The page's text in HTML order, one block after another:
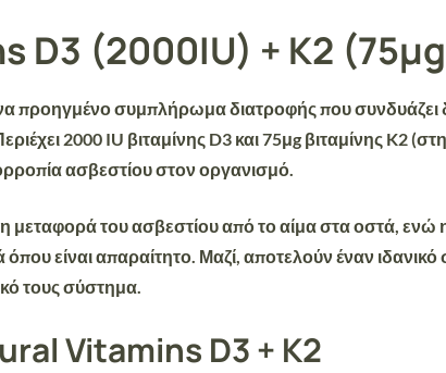
D3 (2000IU) + K2
προηγμένο συμπλήρωμα διατροφήςπου συνδυάζει
2000 IU βιταμίνης D3 και75μg βιταμίνης K2
ασβεστίου στον οργανισμό.
μεταφορά του ασβεστίουαπό το αίμα στα οστά, ενώ η
όπου είναι απαραίτητο. Μαζί, αποτελούν έναν
τους σύστημα.
Vitamins D3 + K2